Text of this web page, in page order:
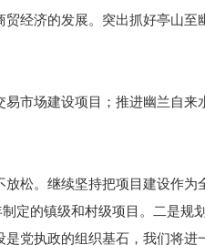
经济的发展。突出抓好亭山至
市场建设项目；推进幽兰自来
松。继续坚持把项目建设作为
定的镇级和村级项目。二是规
党执政的组织基石，我们将进